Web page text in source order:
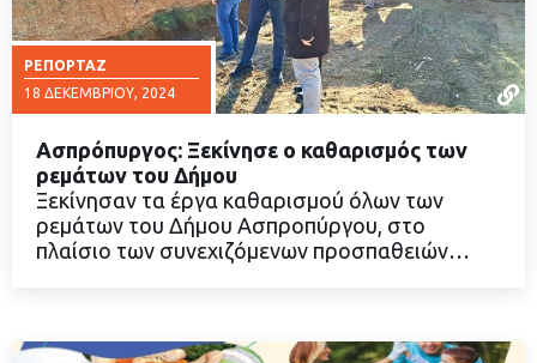
ΡΕΠΟΡΤΆΖ
18 ΔΕΚΕΜΒΡΊΟΥ, 2024
ΔΙΑΒΑΣΤΕ ΠΕΡΙΣΣΟΤΕΡΑ
Ασπρόπυργος: Ξεκίνησε ο καθαρισμός των
ρεμάτων του Δήμου
Ξεκίνησαν τα έργα καθαρισμού όλων των
ρεμάτων του Δήμου Ασπροπύργου, στο
πλαίσιο των συνεχιζόμενων προσπαθειών…